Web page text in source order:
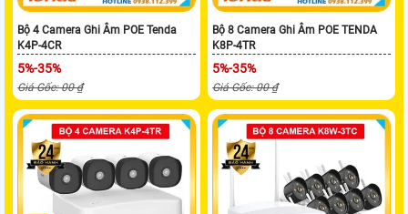
Bộ 4 Camera Ghi Âm POE Tenda
K4P-4CR
5%-35%
Giá Gốc: 00 ₫
Bộ 8 Camera Ghi Âm POE TENDA
K8P-4TR
5%-35%
Giá Gốc: 00 ₫